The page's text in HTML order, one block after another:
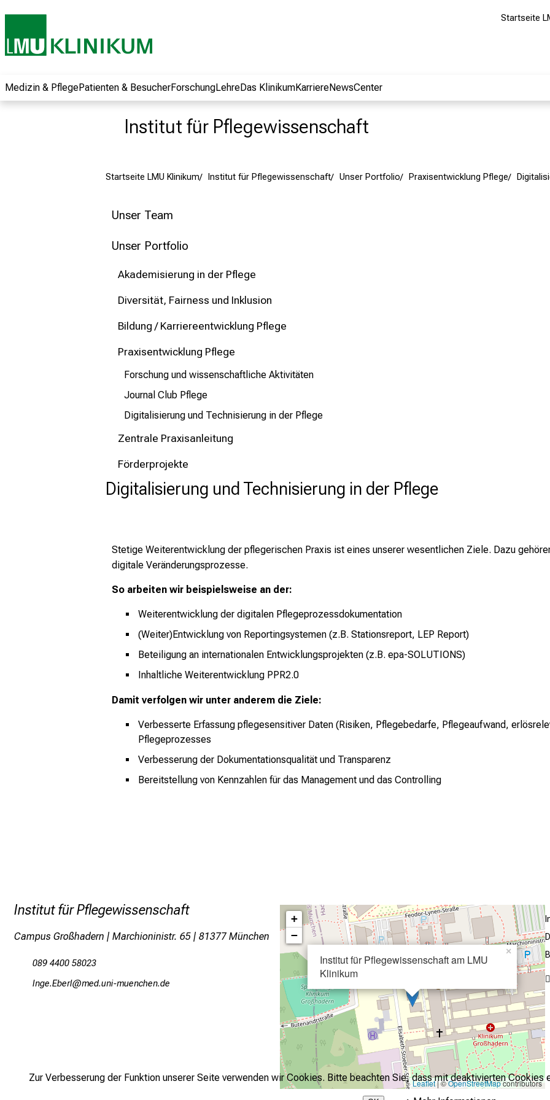
Zur Verbesserung der Funktion unserer Seite verwenden wir Cookies. Bitte beachten Sie, dass mit deaktivierten
Startseite
Medizin & PflegePatienten & BesucherForschungLehreDas KlinikumKarriereNewsCenter
Institut für Pflegewissenschaft
Startseite LMU Klinikum Institut für Pflegewissenschaft Unser Portfolio Praxisentwicklung Pflege
Unser Team
Unser Portfolio
Akademisierung in der Pflege
Diversität, Fairness und Inklusion
Bildung / Karriereentwicklung Pflege
Praxisentwicklung Pflege
Forschung und wissenschaftliche Aktivitäten
Journal Club Pflege
Digitalisierung und Technisierung in der Pflege
Zentrale Praxisanleitung
Förderprojekte
Digitalisierung und Technisierung in der Pflege
Stetige Weiterentwicklung der pflegerischen Praxis ist eines unserer wesentlichen Ziele. Dazu
digitale Veränderungsprozesse.
So arbeiten wir beispielsweise an der:
Weiterentwicklung der digitalen Pflegeprozessdokumentation
(Weiter)Entwicklung von Reportingsystemen (z.B. Stationsreport, LEP Report)
Beteiligung an internationalen Entwicklungsprojekten (z.B. epa-SOLUTIONS)
Inhaltliche Weiterentwicklung PPR2.0
Damit verfolgen wir unter anderem die Ziele:
Verbesserte Erfassung pflegesensitiver Daten (Risiken, Pflegebedarfe, Pflegeaufwand,
Pflegeprozesses
Verbesserung der Dokumentationsqualität und Transparenz
Bereitstellung von Kennzahlen für das Management und das Controlling
Informationen zu
Jobs, Ausbildungen
Weiterbildungen.
Kommen Sie
begeistern – ganz
ohne Anmeldung.
mehr Informationen
Institut für Pflegewissenschaft
Campus Großhadern | Marchioninistr. 65 | 81377 München
089 4400 58023
EuxieNjipä
vimsful_vfdiuyziuemi
Institut für Pflegewissenschaft am LMU
Klinikum
×
+
−
Leaflet| ©OpenStreetMapcontributors